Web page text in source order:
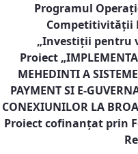
Programul
Competitivităţii
„Investiţii pentru
Proiect „
MEHEDINTI A
PAYMENT SI E-
CONEXIUNILOR LA
Proiect cofinanţat prin